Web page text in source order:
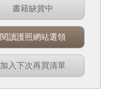
書籍缺貨中
閱讀護照網站選領
加入下次再買清單